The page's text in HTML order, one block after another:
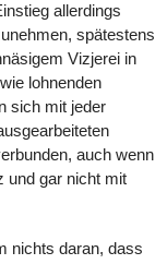
allerdings
spätestens
Vizjerei in
lohnenden
sich mit jeder
auch wenn
und gar nicht mit
nichts daran, dass